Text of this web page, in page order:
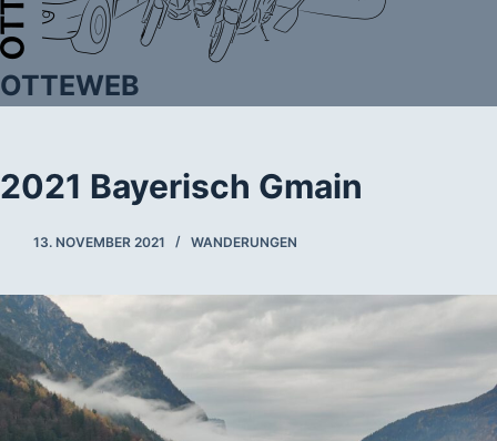
OTTEWEB
2021 Bayerisch Gmain
13. NOVEMBER 2021 WANDERUNGEN